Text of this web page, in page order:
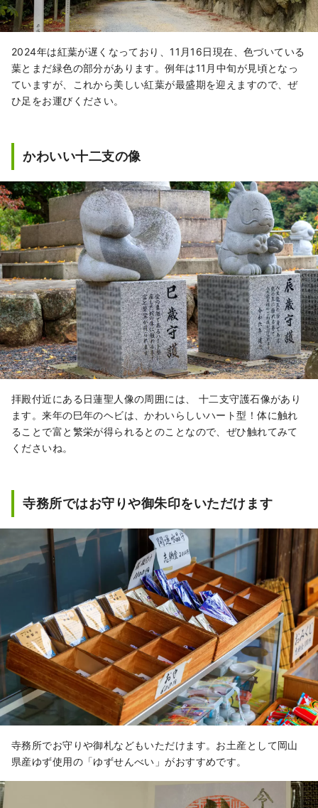
2024年は紅葉が遅くなっており、11月16日現在、色づいている
葉とまだ緑色の部分があります。例年は11月中旬が見頃となっ
ていますが、これから美しい紅葉が最盛期を迎えますので、ぜ
ひ足をお運びください。
かわいい十二支の像
拝殿付近にある日蓮聖人像の周囲には、 十二支守護石像があり
ます。来年の巳年のヘビは、かわいらしいハート型！体に触れ
ることで富と繁栄が得られるとのことなので、ぜひ触れてみて
くださいね。
寺務所ではお守りや御朱印をいただけます
寺務所でお守りや御札などもいただけます。お土産として岡山
県産ゆず使用の「ゆずせんべい」がおすすめです。